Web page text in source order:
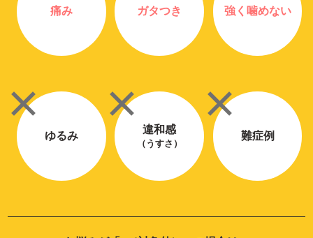
痛み ガタつき 強く噛めない
ゆるみ
違和感
（うすさ）
難症例